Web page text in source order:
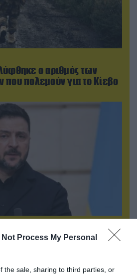
Not Process My Personal
the sale, sharing to third parties, or
ο αριθμός των
πολεμούν για το Κίεβο
«Πρέπει να
Σέρβους από το